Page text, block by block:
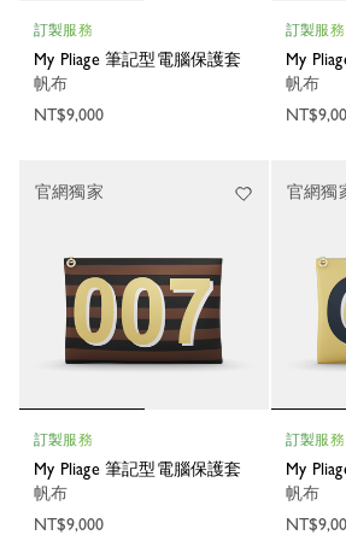
訂製服務
My Pliage 筆記型電腦保護套
帆布
NT$9,000
訂製服務
My
帆布
訂製服務
My Pliage 筆記型電腦保護套
帆布
NT$9,000
官網獨家
訂製服務
My
帆布
官網獨